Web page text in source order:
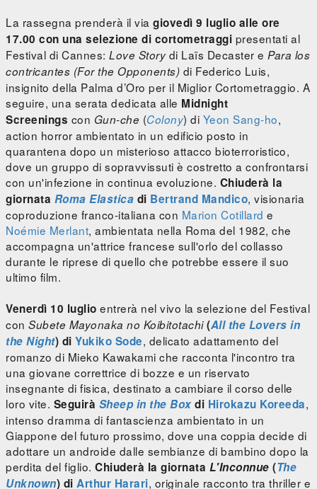
La rassegna prenderà il via giovedì 9 luglio alle ore
17.00 con una selezione di cortometraggi presentati al
Festival di Cannes: Love Story di Laïs Decaster e Para los
contricantes (For the Opponents) di Federico Luis,
insignito della Palma d’Oro per il Miglior Cortometraggio. A
seguire, una serata dedicata alle Midnight
Screenings con Gun-che (Colony) di Yeon Sang-ho,
action horror ambientato in un edificio posto in
quarantena dopo un misterioso attacco bioterroristico,
dove un gruppo di sopravvissuti è costretto a confrontarsi
con un'infezione in continua evoluzione. Chiuderà la
giornata Roma Elastica di Bertrand Mandico, visionaria
coproduzione franco-italiana con Marion Cotillard e
Noémie Merlant, ambientata nella Roma del 1982, che
accompagna un'attrice francese sull'orlo del collasso
durante le riprese di quello che potrebbe essere il suo
ultimo film.
Venerdì 10 luglio entrerà nel vivo la selezione del Festival
con Subete Mayonaka no Koibitotachi (All the Lovers in
the Night) di Yukiko Sode, delicato adattamento del
romanzo di Mieko Kawakami che racconta l'incontro tra
una giovane correttrice di bozze e un riservato
insegnante di fisica, destinato a cambiare il corso delle
loro vite. Seguirà Sheep in the Box di Hirokazu Koreeda,
intenso dramma di fantascienza ambientato in un
Giappone del futuro prossimo, dove una coppia decide di
adottare un androide dalle sembianze di bambino dopo la
perdita del figlio. Chiuderà la giornata L'Inconnue (The
Unknown) di Arthur Harari, originale racconto tra thriller e